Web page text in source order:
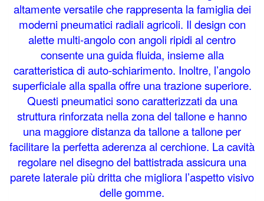
altamente versatile che rappresenta la famiglia dei
moderni pneumatici radiali agricoli. Il design con
alette multi-angolo con angoli ripidi al centro
consente una guida fluida, insieme alla
caratteristica di auto-schiarimento. Inoltre, l’angolo
superficiale alla spalla offre una trazione superiore.
Questi pneumatici sono caratterizzati da una
struttura rinforzata nella zona del tallone e hanno
una maggiore distanza da tallone a tallone per
facilitare la perfetta aderenza al cerchione. La cavità
regolare nel disegno del battistrada assicura una
parete laterale più dritta che migliora l’aspetto visivo
delle gomme.